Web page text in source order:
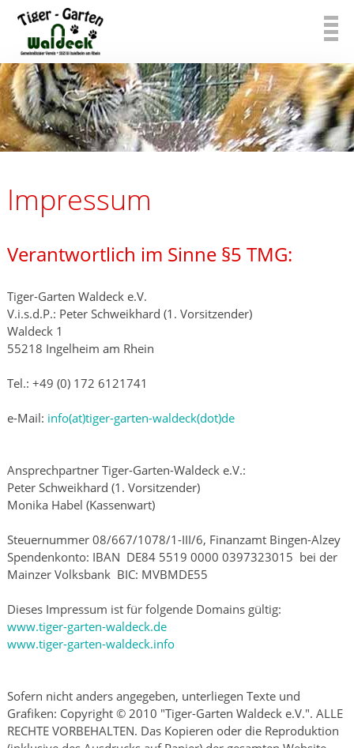
Impressum
Verantwortlich im Sinne §5 TMG:
Tiger-Garten Waldeck e.V.
V.i.s.d.P.: Peter Schweikhard (1. Vorsitzender)
Waldeck 1
55218 Ingelheim am Rhein
Tel.: +49 (0) 172 6121741
e-Mail: info(at)tiger-garten-waldeck(dot)de
Ansprechpartner Tiger-Garten-Waldeck e.V.:
Peter Schweikhard (1. Vorsitzender)
Monika Habel (Kassenwart)
Steuernummer 08/667/1078/1-III/6, Finanzamt Bingen-Alzey
Spendenkonto: IBAN DE84 5519 0000 0397323015 bei der
Mainzer Volksbank BIC: MVBMDE55
Dieses Impressum ist für folgende Domains gültig:
www.tiger-garten-waldeck.de
www.tiger-garten-waldeck.info
Sofern nicht anders angegeben, unterliegen Texte und
Grafiken: Copyright © 2010 "Tiger-Garten Waldeck e.V.". ALLE
RECHTE VORBEHALTEN. Das Kopieren oder die Reproduktion